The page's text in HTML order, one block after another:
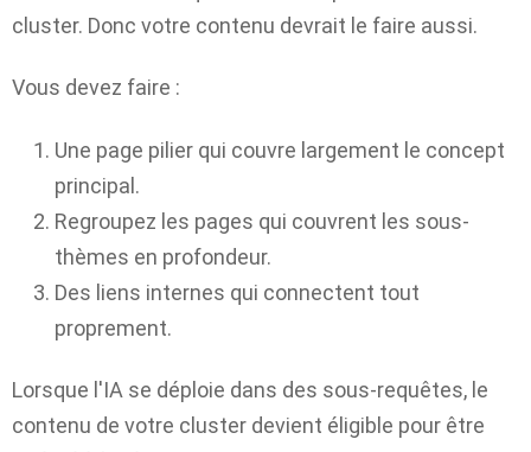
cluster. Donc votre contenu devrait le faire aussi.
Vous devez faire :
Une page pilier qui couvre largement le concept
principal.
Regroupez les pages qui couvrent les sous-
thèmes en profondeur.
Des liens internes qui connectent tout
proprement.
Lorsque l'IA se déploie dans des sous-requêtes, le
contenu de votre cluster devient éligible pour être